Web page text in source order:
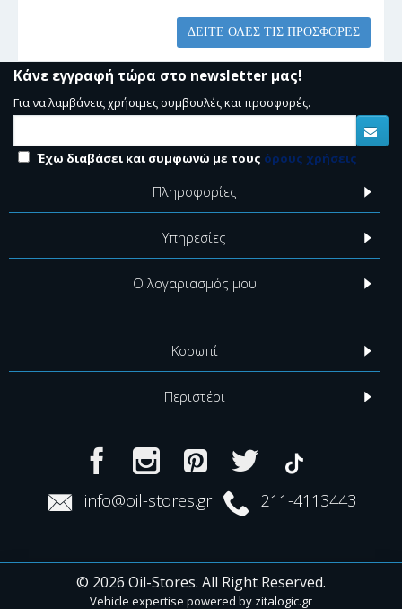
ΔΕΊΤΕ ΌΛΕΣ ΤΙΣ ΠΡΟΣΦΟΡΈΣ
Κάνε εγγραφή τώρα στο newsletter μας!
Για να λαμβάνεις χρήσιμες συμβουλές και προσφορές.
Έχω διαβάσει και συμφωνώ με τους όρους χρήσεις
Πληροφορίες
Υπηρεσίες
Ο λογαριασμός μου
Κορωπί
Περιστέρι
info@oil-stores.gr 211-4113443
© 2026 Oil-Stores. All Right Reserved.
Vehicle expertise powered by zitalogic.gr